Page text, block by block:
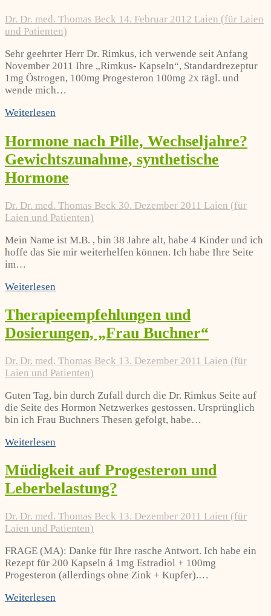
Dr. Dr. med. Thomas Beck 14. Februar 2012 Laien (für Laien
und Patienten)
Sehr geehrter Herr Dr. Rimkus, ich verwende seit Anfang
November 2011 Ihre „Rimkus- Kapseln“, Standardrezeptur
1mg Östrogen, 100mg Progesteron 100mg 2x tägl. und
wende mich…
Weiterlesen
Hormone nach Pille, Wechseljahre?
Gewichtszunahme, synthetische
Hormone
Dr. Dr. med. Thomas Beck 30. Dezember 2011 Laien (für
Laien und Patienten)
Mein Name ist M.B. , bin 38 Jahre alt, habe 4 Kinder und ich
hoffe das Sie mir weiterhelfen können. Ich habe Ihre Seite
im…
Weiterlesen
Therapieempfehlungen und
Dosierungen, „Frau Buchner“
Dr. Dr. med. Thomas Beck 13. Dezember 2011 Laien (für
Laien und Patienten)
Guten Tag, bin durch Zufall durch die Dr. Rimkus Seite auf
die Seite des Hormon Netzwerkes gestossen. Ursprünglich
bin ich Frau Buchners Thesen gefolgt, habe…
Weiterlesen
Müdigkeit auf Progesteron und
Leberbelastung?
Dr. Dr. med. Thomas Beck 13. Dezember 2011 Laien (für
Laien und Patienten)
FRAGE (MA): Danke für Ihre rasche Antwort. Ich habe ein
Rezept für 200 Kapseln á 1mg Estradiol + 100mg
Progesteron (allerdings ohne Zink + Kupfer).…
Weiterlesen